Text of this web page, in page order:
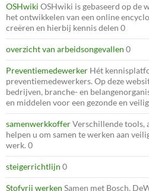
OSHwiki OSHwiki is gebaseerd op de
het ontwikkelen van een online
creëren en hierbij kennis delen 0
overzicht van arbeidsongevallen 0
Preventiemedewerker Hét
preventiemedewerkers. Op deze
bedrijven, branche- en
en middelen voor een gezonde en
samenwerkkofferVerschillende tools,
helpen u om samen te werken aan
werk. 0
steigerrichtlijn 0
Stofvrij werken Samen met Bosch,